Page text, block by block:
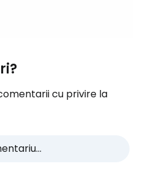
cu privire la